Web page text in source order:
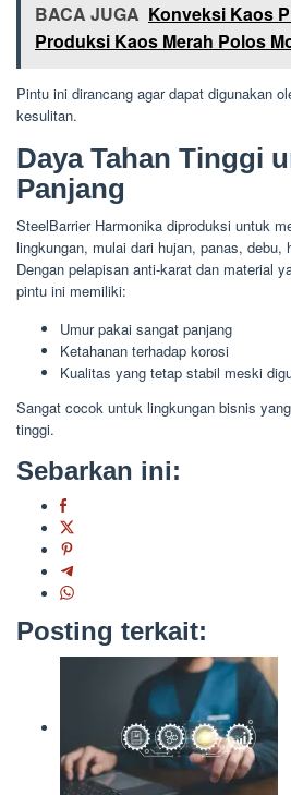
BACA JUGA Konveksi Kaos
Produksi Kaos Merah Polos
Pintu ini dirancang agar dapat digunakan
kesulitan.
Daya Tahan Tinggi
Panjang
SteelBarrier Harmonika diproduksi untuk
lingkungan, mulai dari hujan, panas, debu,
Dengan pelapisan anti-karat dan material
pintu ini memiliki:
Umur pakai sangat panjang
Ketahanan terhadap korosi
Kualitas yang tetap stabil meski
Sangat cocok untuk lingkungan bisnis
tinggi.
Sebarkan ini:
Posting terkait: